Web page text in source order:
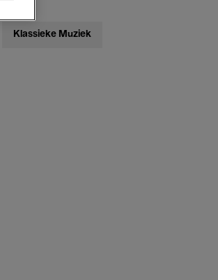
Klassieke Muziek